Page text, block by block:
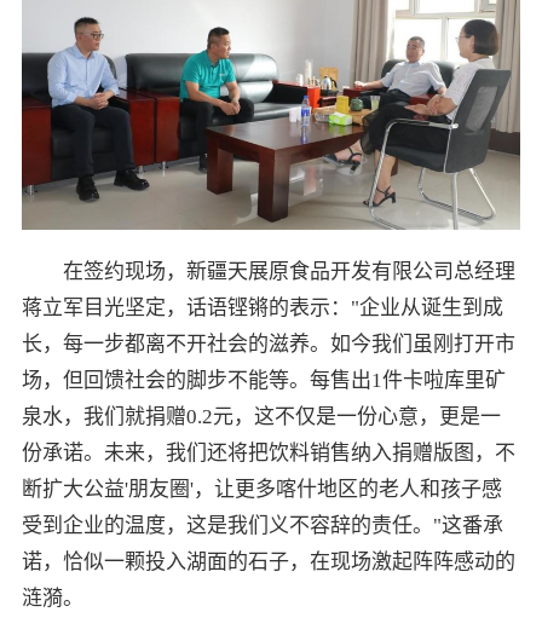
在签约现场，新疆天展原食品开发有限公司总经理
蒋立军目光坚定，话语铿锵的表示："企业从诞生到成
长，每一步都离不开社会的滋养。如今我们虽刚打开市
场，但回馈社会的脚步不能等。每售出1件卡啦库里矿
泉水，我们就捐赠0.2元，这不仅是一份心意，更是一
份承诺。未来，我们还将把饮料销售纳入捐赠版图，不
断扩大公益'朋友圈'，让更多喀什地区的老人和孩子感
受到企业的温度，这是我们义不容辞的责任。"这番承
诺，恰似一颗投入湖面的石子，在现场激起阵阵感动的
涟漪。